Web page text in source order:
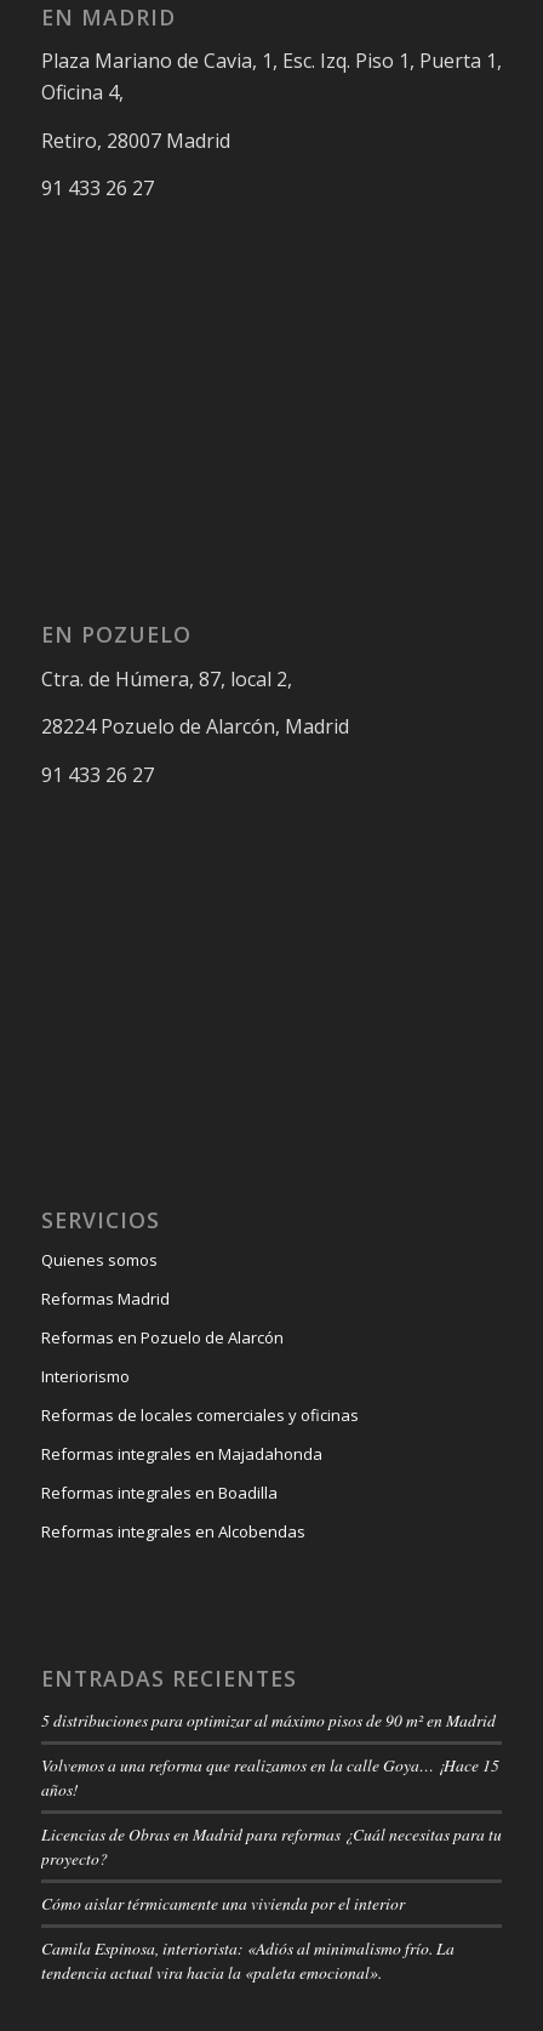
EN MADRID
Plaza Mariano de Cavia, 1, Esc. Izq. Piso 1, Puerta 1,
Oficina 4,
Retiro, 28007 Madrid
91 433 26 27
EN POZUELO
Ctra. de Húmera, 87, local 2,
28224 Pozuelo de Alarcón, Madrid
91 433 26 27
SERVICIOS
Quienes somos
Reformas Madrid
Reformas en Pozuelo de Alarcón
Interiorismo
Reformas de locales comerciales y oficinas
Reformas integrales en Majadahonda
Reformas integrales en Boadilla
Reformas integrales en Alcobendas
ENTRADAS RECIENTES
5 distribuciones para optimizar al máximo pisos de 90 m² en Madrid
Volvemos a una reforma que realizamos en la calle Goya… ¡Hace 15
años!
Licencias de Obras en Madrid para reformas ¿Cuál necesitas para tu
proyecto?
Cómo aislar térmicamente una vivienda por el interior
Camila Espinosa, interiorista: «Adiós al minimalismo frío. La
tendencia actual vira hacia la «paleta emocional».